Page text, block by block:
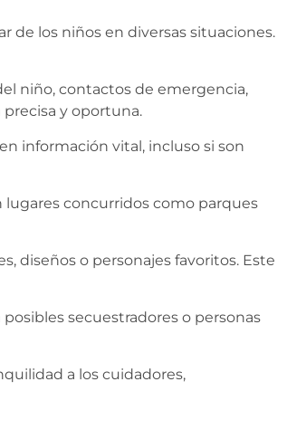
de los niños en diversas situaciones.
niño, contactos de emergencia,
y oportuna.
información vital, incluso si son
concurridos como parques
diseños o personajes favoritos. Este
secuestradores o personas
a los cuidadores,